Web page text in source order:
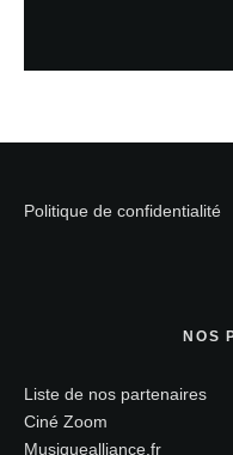
Politique de confidentialité
NOS
Liste de nos partenaires
Ciné Zoom
Musiquealliance.fr